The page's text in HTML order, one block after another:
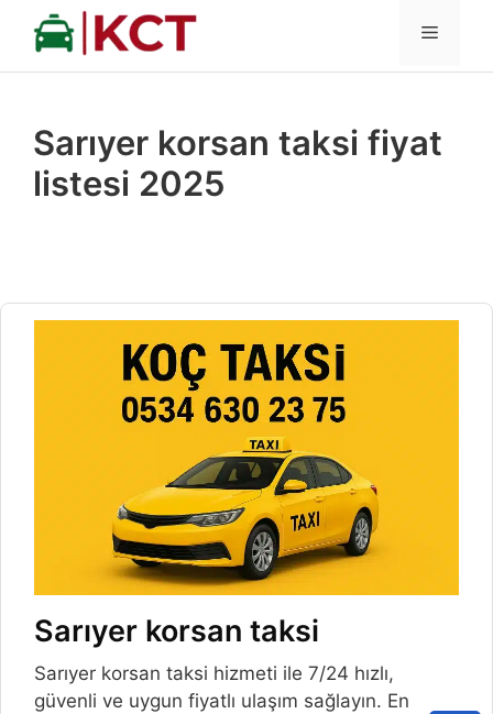
İçeriğe
MENÜ
Sarıyer korsan taksi fiyat
listesi 2025
Sarıyer korsan taksi
Sarıyer korsan taksi hizmeti ile 7/24 hızlı,
güvenli ve uygun fiyatlı ulaşım sağlayın. En